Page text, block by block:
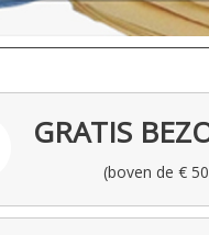
GRATIS
(boven de €